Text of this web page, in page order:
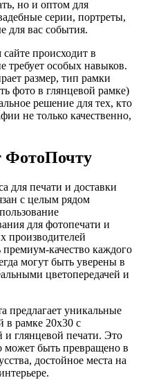
но и оптом для
серии, портреты,
для вас события.
происходит в
требует особых навыков.
размер, тип рамки
фото в глянцевой рамке)
решение для тех, кто
не только качественно,
ФотоПочту
для печати и доставки
с целым рядом
для фотопечати и
производителей
премиум-качество каждого
могут быть уверены в
цветопередачей и
предлагает уникальные
в рамке 20х30 с
глянцевой печати. Это
может быть превращено в
достойное места на